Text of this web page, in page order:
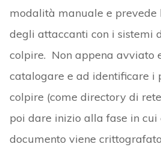
modalità manuale e prevede
degli attaccanti con i sistemi
colpire. Non appena avviato
catalogare e ad identificare i
colpire (come directory di
poi dare inizio alla fase in cui
documento viene